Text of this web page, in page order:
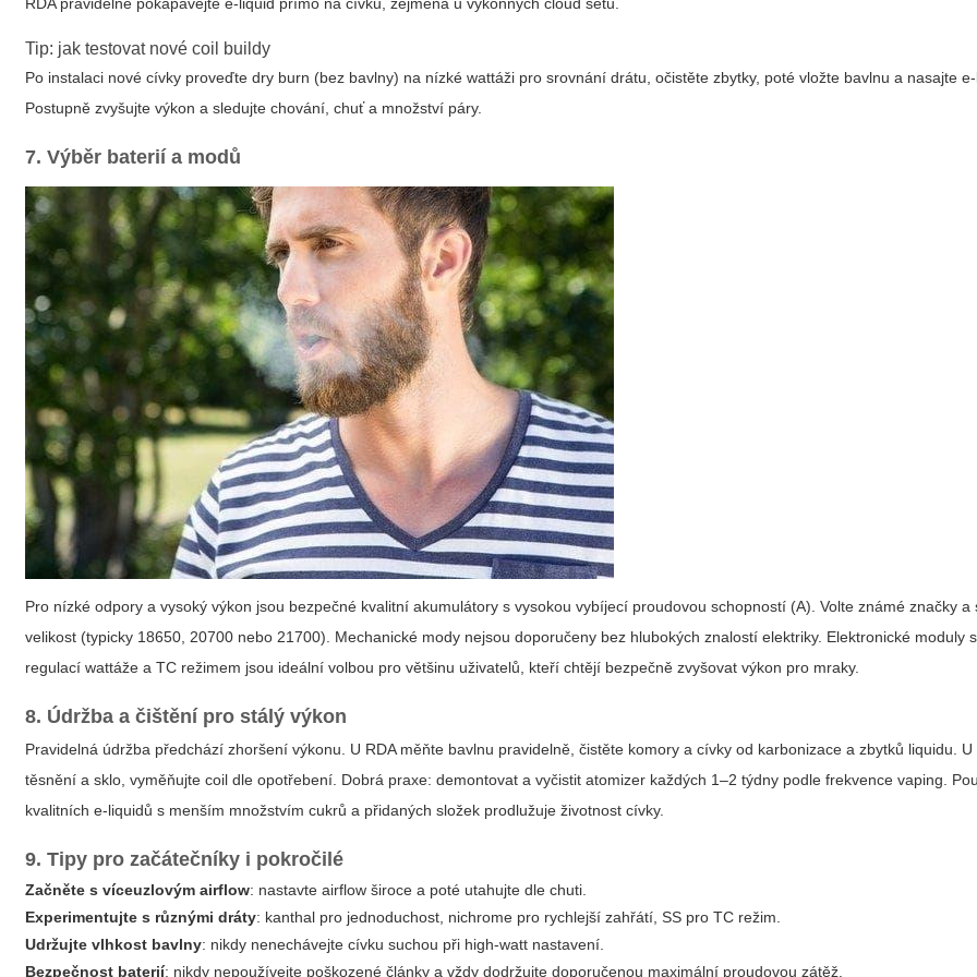
Tip: jak testovat nové coil buildy
Po instalaci nové cívky proveďte dry burn (bez bavlny) na nízké wattáži pro srovnání drátu, očistěte zbytky, poté vložte bavlnu a nasajte e-
Postupně zvyšujte výkon a sledujte chování, chuť a množství páry.
7. Výběr baterií a modů
Pro nízké odpory a vysoký výkon jsou bezpečné kvalitní akumulátory s vysokou vybíjecí proudovou schopností (A). Volte známé značky a
velikost (typicky 18650, 20700 nebo 21700). Mechanické mody nejsou doporučeny bez hlubokých znalostí elektriky. Elektronické moduly
regulací wattáže a TC režimem jsou ideální volbou pro většinu uživatelů, kteří chtějí bezpečně zvyšovat výkon pro mraky.
8. Údržba a čištění pro stálý výkon
Pravidelná údržba předchází zhoršení výkonu. U RDA měňte bavlnu pravidelně, čistěte komory a cívky od karbonizace a zbytků liquidu.
těsnění a sklo, vyměňujte coil dle opotřebení. Dobrá praxe: demontovat a vyčistit atomizer každých 1–2 týdny podle frekvence vaping.
kvalitních e-liquidů s menším množstvím cukrů a přidaných složek prodlužuje životnost cívky.
9. Tipy pro začátečníky i pokročilé
Začněte s víceuzlovým airflow: nastavte airflow široce a poté utahujte dle chuti.
Experimentujte s různými dráty: kanthal pro jednoduchost, nichrome pro rychlejší zahřátí, SS pro TC režim.
Udržujte vlhkost bavlny: nikdy nenechávejte cívku suchou při high-watt nastavení.
Bezpečnost baterií: nikdy nepoužívejte poškozené články a vždy dodržujte doporučenou maximální proudovou zátěž.